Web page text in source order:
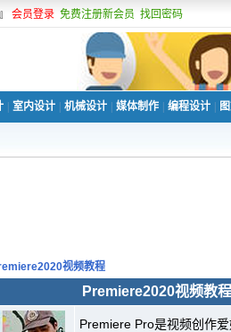
会员登录 免费注册新会员 找回密码
室内设计 机械设计 媒体制作 编程设计
视频教程
Premiere2020视频教程
Premiere Pro是视频创作